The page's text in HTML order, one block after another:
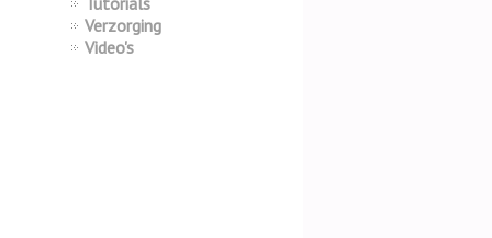
Verzorging
Video's